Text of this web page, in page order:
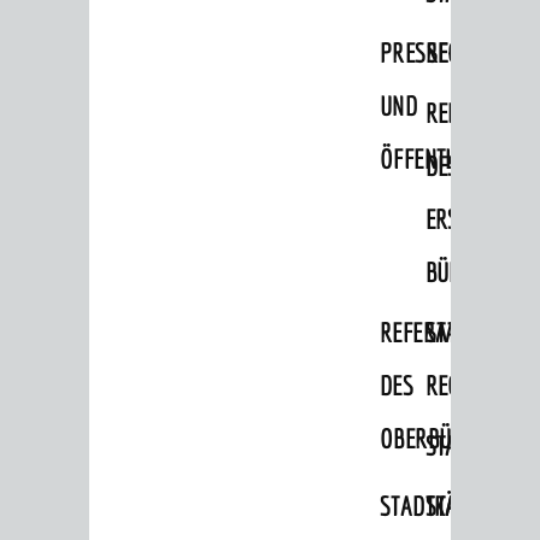
PRESSE-
UND REFERAT
DES
ERSTEN
REFERAT
DES
STABSSTELLE
RECHT
STADTKÄMMEREI
Vermiete doch an deine Stadt